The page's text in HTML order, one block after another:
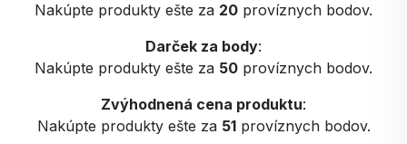
Nakúpte produkty ešte za 20 províznych bodov.
Darček za body:
Nakúpte produkty ešte za 50 províznych bodov.
Zvýhodnená cena produktu:
Nakúpte produkty ešte za 51províznych bodov.